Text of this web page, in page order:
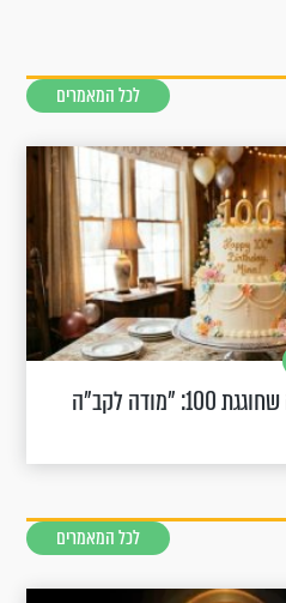
לכל המאמרים
שורדת השואה שחוגגת 100: "מודה לקב"ה
לכל המאמרים